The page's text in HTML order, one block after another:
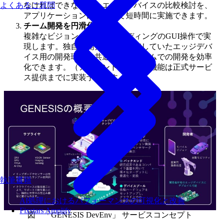
執筆書籍
AI処理におけるパフォーマンスの可視化と改善
Fixstars Amplify
よくあるご質問
なければできなかったエッジデバイスの比較検討を、
アプリケーションに合わせて短時間に実施できます。
チーム開発を円滑化
複雑なビジョンAIもノーコーディングのGUI操作で実
現します。独自の開発環境に依存していたエッジデバ
イス用の開発環境を共通化し、チームでの開発を効率
化できます。（アカウント間の共有機能は正式サービ
ス提供までに実装予定です。）
図 「GENESIS DevEnv」 サービスコンセプト